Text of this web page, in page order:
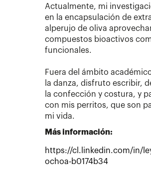
Actualmente, mi
en la encapsulación de
alperujo de oliva
compuestos bioactivos
funcionales.
Fuera del ámbito
la danza, disfruto escribir,
la confección y costura, y
con mis perritos, que son
mi vida.
Más información:
https://cl.linkedin.com/in/
ochoa-b0174b34